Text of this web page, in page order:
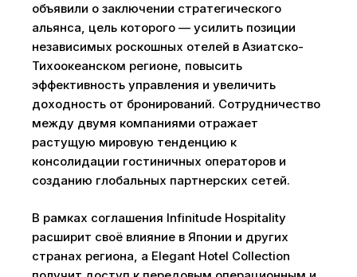
объявили о заключении стратегического
альянса, цель которого — усилить позиции
независимых роскошных отелей в Азиатско-
Тихоокеанском регионе, повысить
эффективность управления и увеличить
доходность от бронирований. Сотрудничество
между двумя компаниями отражает
растущую мировую тенденцию к
консолидации гостиничных операторов и
созданию глобальных партнерских сетей.
В рамках соглашения Infinitude Hospitality
расширит своё влияние в Японии и других
странах региона, а Elegant Hotel Collection